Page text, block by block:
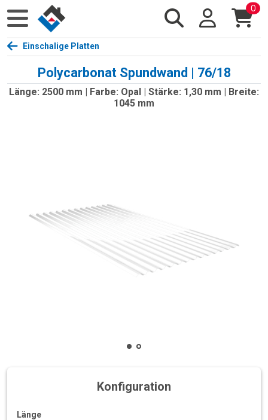
0
Einschalige Platten
Polycarbonat Spundwand | 76/18
Länge: 2500 mm | Farbe: Opal | Stärke: 1,30 mm | Breite:
1045 mm
Konfiguration
Länge